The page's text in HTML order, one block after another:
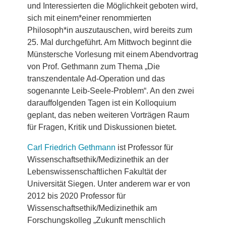
und Interessierten die Möglichkeit geboten wird,
sich mit einem*einer renommierten
Philosoph*in auszutauschen, wird bereits zum
25. Mal durchgeführt. Am Mittwoch beginnt die
Münstersche Vorlesung mit einem Abendvortrag
von Prof. Gethmann zum Thema „Die
transzendentale Ad-Operation und das
sogenannte Leib-Seele-Problem“. An den zwei
darauffolgenden Tagen ist ein Kolloquium
geplant, das neben weiteren Vorträgen Raum
für Fragen, Kritik und Diskussionen bietet.
Carl Friedrich Gethmann ist Professor für
Wissenschaftsethik/Medizinethik an der
Lebenswissenschaftlichen Fakultät der
Universität Siegen. Unter anderem war er von
2012 bis 2020 Professor für
Wissenschaftsethik/Medizinethik am
Forschungskolleg „Zukunft menschlich